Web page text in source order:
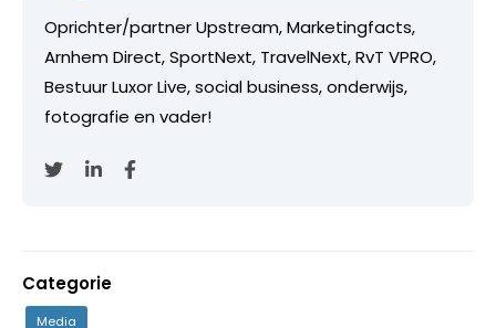
Oprichter/partner Upstream, Marketingfacts,
Arnhem Direct, SportNext, TravelNext, RvT VPRO,
Bestuur Luxor Live, social business, onderwijs,
fotografie en vader!
Categorie
Media